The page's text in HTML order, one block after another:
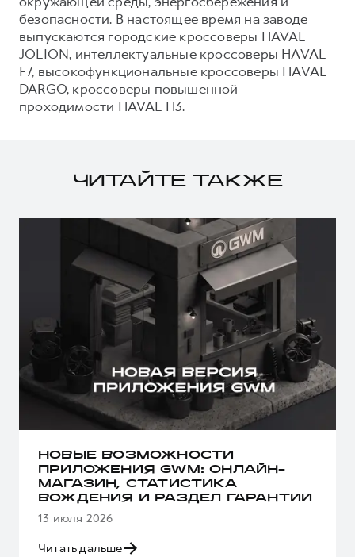
безопасности. В настоящее время на заводе
выпускаются городские кроссоверы HAVAL
JOLION, интеллектуальные кроссоверы HAVAL
F7, высокофункциональные кроссоверы HAVAL
DARGO, кроссоверы повышенной
проходимости HAVAL H3.
ЧИТАЙТЕ ТАКЖЕ
НОВЫЕ ВОЗМОЖНОСТИ
ПРИЛОЖЕНИЯ GWM: ОНЛАЙН-
МАГАЗИН, СТАТИСТИКА
ВОЖДЕНИЯ И РАЗДЕЛ ГАРАНТИИ
13 июля 2026
Читать дальше